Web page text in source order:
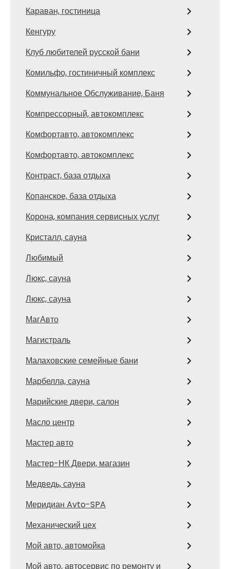
Караван, гостиница
Кенгуру
Клуб любителей русской бани
Комильфо, гостиничный комплекс
Коммунальное Обслуживание, Баня
Компрессорный, автокомплекс
Комфортавто, автокомплекс
Комфортавто, автокомплекс
Контраст, база отдыха
Копанское, база отдыха
Корона, компания сервисных услуг
Кристалл, сауна
Любимый
Люкс, сауна
Люкс, сауна
МагАвто
Магистраль
Малаховские семейные бани
Марбелла, сауна
Марийские двери, салон
Масло центр
Мастер авто
Мастер-НК Двери, магазин
Медведь, сауна
Меридиан Avto-SPA
Механический цех
Мой авто, автомойка
Мой авто, автосервис по ремонту и